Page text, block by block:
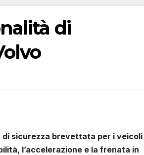
di
sicurezza brevettata per i veicoli
l’accelerazione e la frenata in